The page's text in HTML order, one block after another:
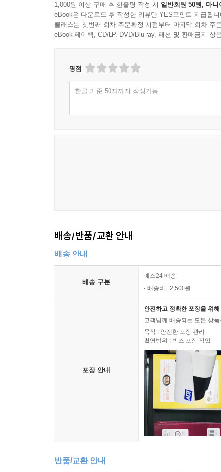
1,000원 이상 구매 후 한줄평 작성 시 일반회원 50원, 마니
eBook은 다운로드 후 작성한 리뷰만 YES포인트 지급됩니
클래스는 첫번째 회차 주문확정 시점부터 마지막 회차 주
eBook 페이백, CD/LP, DVD/Blu-ray, 패션 및 판매금지 상
평점
한글 기준 50자까지 작성가능
배송/반품/교환 안내
배송 안내
배송 구분
예스24 배송
배송비 : 2,500원
포장 안내
안전하고 정확한 포장을 위
고객님께 배송되는 모든 상
목적 : 안전한 포장 관리
촬영범위 : 박스 포장 작업
반품/교환 안내